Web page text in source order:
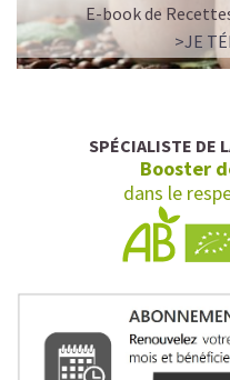
E-book de
>JE
SPÉCIALISTE DE
Booster
dans le